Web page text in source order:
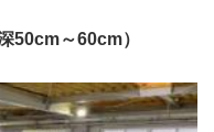
50cm～60cm）